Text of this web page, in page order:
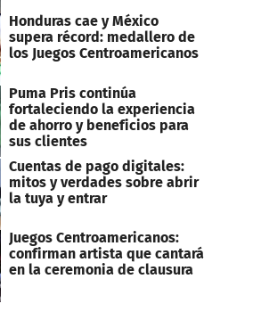
Honduras cae y México
supera récord: medallero de
los Juegos Centroamericanos
Puma Pris continúa
fortaleciendo la experiencia
de ahorro y beneficios para
sus clientes
Cuentas de pago digitales:
mitos y verdades sobre abrir
la tuya y entrar
Juegos Centroamericanos:
confirman artista que cantará
en la ceremonia de clausura